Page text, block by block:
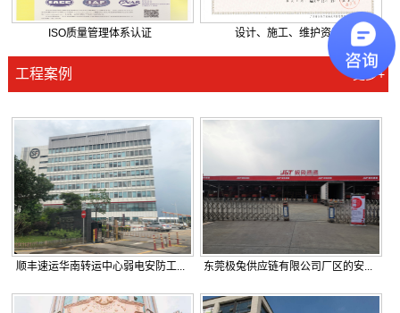
ISO质量管理体系认证 设计、施工、维护资质
工程案例 更多+
顺丰速运华南转运中心弱电安防工... 东莞极兔供应链有限公司厂区的安...